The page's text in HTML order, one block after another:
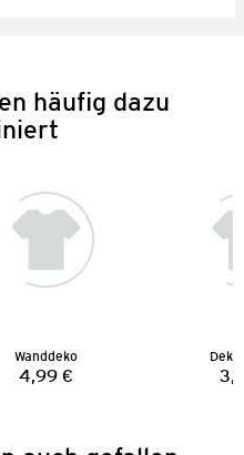
häufig dazu
Wanddeko
Preis:
4,99 €